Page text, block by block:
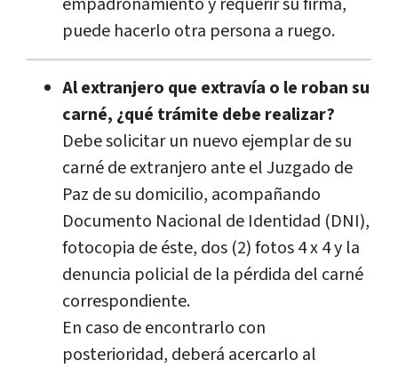
puede hacerlo otra persona a ruego.
Al extranjero que extravía o le roban su
carné, ¿qué trámite debe realizar?
Debe solicitar un nuevo ejemplar de su
carné de extranjero ante el Juzgado de
Paz de su domicilio, acompañando
Documento Nacional de Identidad (DNI),
fotocopia de éste, dos (2) fotos 4 x 4 y la
denuncia policial de la pérdida del carné
correspondiente.
En caso de encontrarlo con
posterioridad, deberá acercarlo al